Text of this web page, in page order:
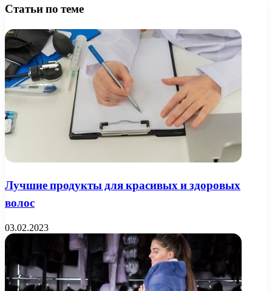
Статьи по теме
Лучшие продукты для красивых и здоровых
волос
03.02.2023